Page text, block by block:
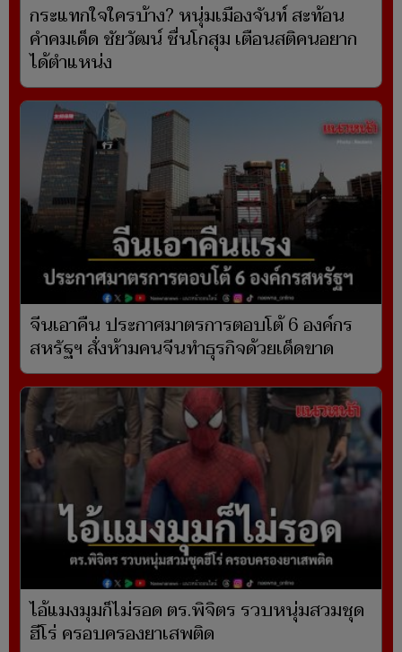
กระแทกใจใครบ้าง? หนุ่มเมืองจันท์ สะท้อน
คำคมเด็ด ชัยวัฒน์ ชื่นโกสุม เตือนสติคนอยาก
ได้ตำแหน่ง
จีนเอาคืน ประกาศมาตรการตอบโต้ 6 องค์กร
สหรัฐฯ สั่งห้ามคนจีนทำธุรกิจด้วยเด็ดขาด
ไอ้แมงมุมก็ไม่รอด ตร.พิจิตร รวบหนุ่มสวมชุด
ฮีโร่ ครอบครองยาเสพติด